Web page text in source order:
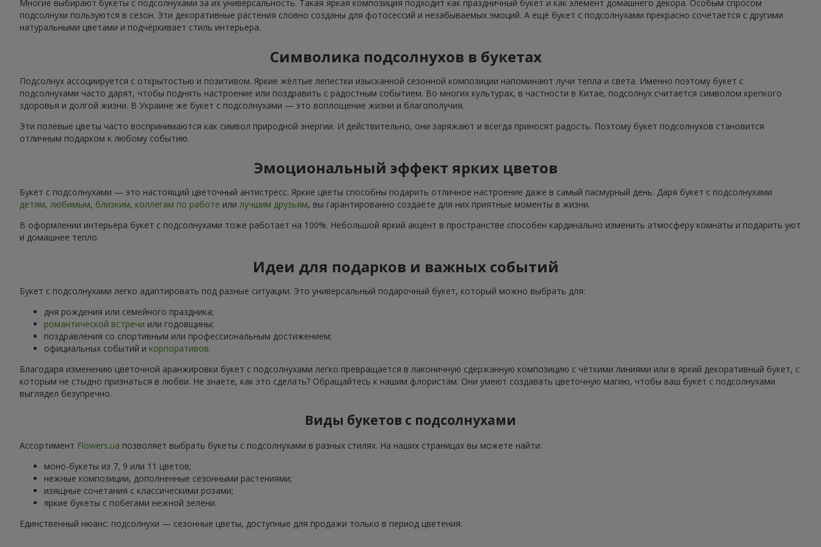
Многие выбирают букеты с подсолнухами за их универсальность. Такая яркая композиция подходит как праздничный букет и как элемент домашнего декора. Особым спросом
подсолнухи пользуются в сезон. Эти декоративные растения словно созданы для фотосессий и незабываемых эмоций. А ещё букет с подсолнухами прекрасно сочетается с другими
натуральными цветами и подчёркивает стиль интерьера.
Символика подсолнухов в букетах
Подсолнух ассоциируется с открытостью и позитивом. Яркие жёлтые лепестки изысканной сезонной композиции напоминают лучи тепла и света. Именно поэтому букет с
подсолнухами часто дарят, чтобы поднять настроение или поздравить с радостным событием. Во многих культурах, в частности в Китае, подсолнух считается символом крепкого
здоровья и долгой жизни. В Украине же букет с подсолнухами — это воплощение жизни и благополучия.
Эти полевые цветы часто воспринимаются как символ природной энергии. И действительно, они заряжают и всегда приносят радость. Поэтому букет подсолнухов становится
отличным подарком к любому событию.
Эмоциональный эффект ярких цветов
Букет с подсолнухами — это настоящий цветочный антистресс. Яркие цветы способны подарить отличное настроение даже в самый пасмурный день. Даря букет с подсолнухами
детям, любимым, близким, коллегам по работе или лучшим друзьям, вы гарантированно создаёте для них приятные моменты в жизни.
В оформлении интерьера букет с подсолнухами тоже работает на 100%. Небольшой яркий акцент в пространстве способен кардинально изменить атмосферу комнаты и подарить уют
и домашнее тепло.
Идеи для подарков и важных событий
Букет с подсолнухами легко адаптировать под разные ситуации. Это универсальный подарочный букет, который можно выбрать для:
дня рождения или семейного праздника;
романтической встречи или годовщины;
поздравления со спортивным или профессиональным достижением;
официальных событий и корпоративов.
Благодаря изменению цветочной аранжировки букет с подсолнухами легко превращается в лаконичную сдержанную композицию с чёткими линиями или в яркий декоративный букет, с
которым не стыдно признаться в любви. Не знаете, как это сделать? Обращайтесь к нашим флористам. Они умеют создавать цветочную магию, чтобы ваш букет с подсолнухами
выглядел безупречно.
Виды букетов с подсолнухами
Ассортимент Flowers.ua позволяет выбрать букеты с подсолнухами в разных стилях. На наших страницах вы можете найти:
моно-букеты из 7, 9 или 11 цветов;
нежные композиции, дополненные сезонными растениями;
изящные сочетания с классическими розами;
яркие букеты с побегами нежной зелени.
Единственный нюанс: подсолнухи — сезонные цветы, доступные для продажи только в период цветения.